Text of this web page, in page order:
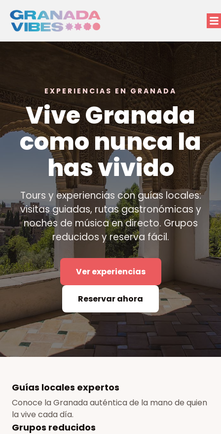
EXPERIENCIAS EN GRANADA
Vive Granada
como nunca la
has vivido
Tours y experiencias con guías locales:
visitas guiadas, rutas gastronómicas y
noches de música en directo. Grupos
reducidos y reserva fácil.
Ver experiencias
Reservar ahora
Guías locales expertos
Conoce la Granada auténtica de la mano de quien
la vive cada día.
Grupos reducidos